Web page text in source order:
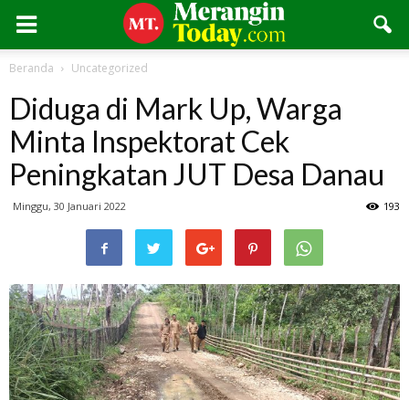
Beranda Uncategorized
Diduga di Mark Up, Warga
Minta Inspektorat Cek
Peningkatan JUT Desa Danau
Minggu, 30 Januari 2022 193